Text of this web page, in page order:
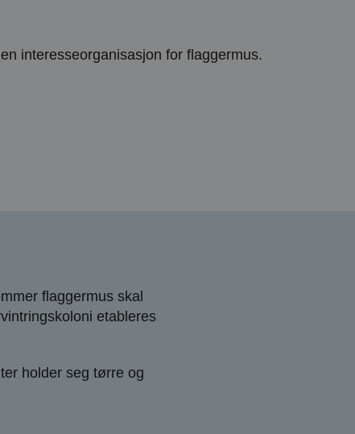
interesseorganisasjon for flaggermus.
flaggermus skal
etableres
holder seg tørre og